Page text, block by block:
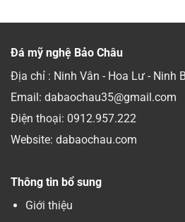
Đá mỹ nghệ Bảo Châu
Địa chỉ : Ninh Vân - Hoa Lư - Ninh
Email: dabaochau35@gmail.com
Điện thoại: 0912.957.222
Website: dabaochau.com
Thông tin bổ sung
Giới thiệu